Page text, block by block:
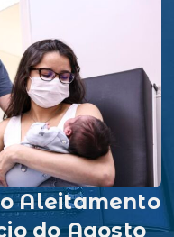
Aleitamento
do Agosto